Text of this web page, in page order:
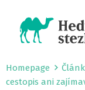
Homepage
cestopis ani